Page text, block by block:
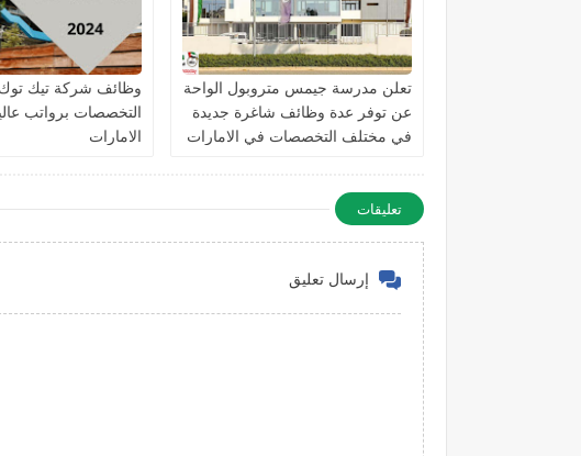
تعلن مدرسة جيمس متروبول الواحة
عن توفر عدة وظائف شاغرة جديدة
في مختلف التخصصات في الامارات
وظائف شركة تيك
التخصصات برواتب
الامارات
تعليقات
إرسال تعليق